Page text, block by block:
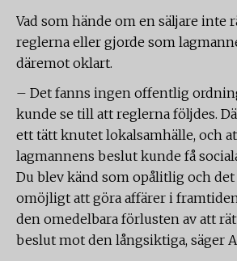
Vad som hände om en säljare inte
reglerna eller gjorde som
däremot oklart.
– Det fanns ingen offentlig
kunde se till att reglerna följdes.
ett tätt knutet lokalsamhälle, och
lagmannens beslut kunde få
Du blev känd som opålitlig och
omöjligt att göra affärer i
den omedelbara förlusten av att
beslut mot den långsiktiga, säger